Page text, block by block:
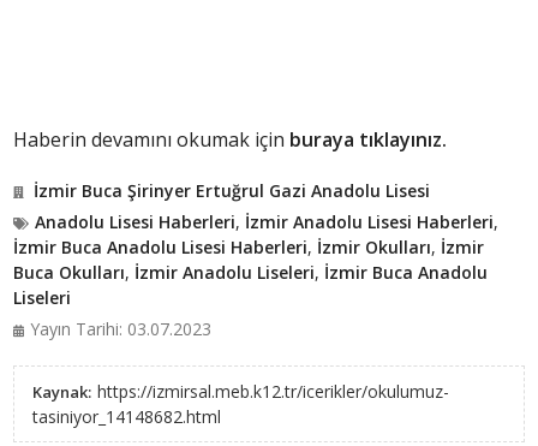
Haberin devamını okumak için buraya tıklayınız.
İzmir Buca Şirinyer Ertuğrul Gazi Anadolu Lisesi
Anadolu Lisesi Haberleri, İzmir Anadolu Lisesi Haberleri,
İzmir Buca Anadolu Lisesi Haberleri, İzmir Okulları, İzmir
Buca Okulları, İzmir Anadolu Liseleri, İzmir Buca Anadolu
Liseleri
Yayın Tarihi: 03.07.2023
Kaynak: https://izmirsal.meb.k12.tr/icerikler/okulumuz-
tasiniyor_14148682.html